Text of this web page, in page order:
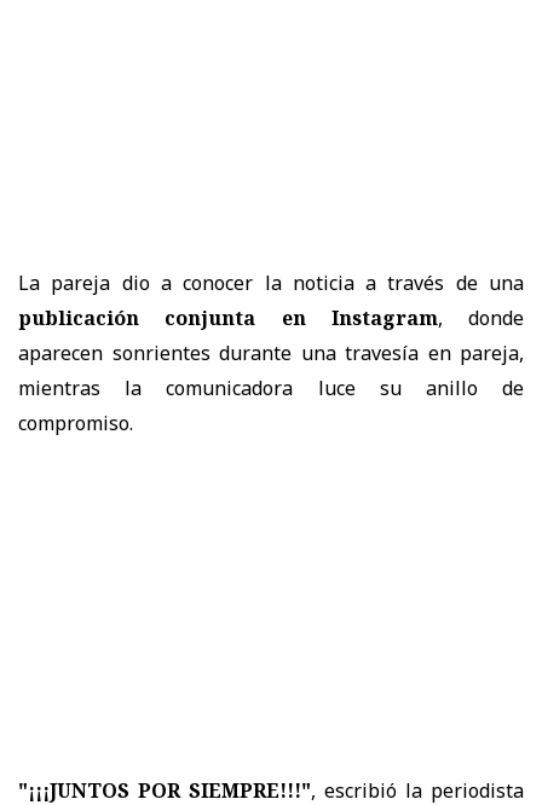
La pareja dio a conocer la noticia a través de una
publicación conjunta en Instagram, donde
aparecen sonrientes durante una travesía en pareja,
mientras la comunicadora luce su anillo de
compromiso.
"¡¡¡JUNTOS POR SIEMPRE!!!", escribió la periodista